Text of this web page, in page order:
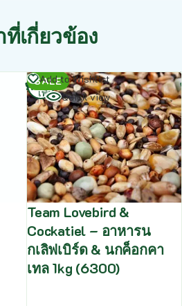
เกี่ยวข้อง
SALE
Add to Wishlist
Quick view
Team Lovebird &
Cockatiel – อาหารน
กเลิฟเบิร์ด & นกค็อกคา
เทล 1kg (6300)
อ่าน
เพิ่ม